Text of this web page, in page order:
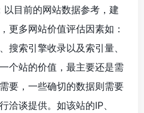
以目前的网站数据参考，建
更多网站价值评估因素如：
搜索引擎收录以及索引量、
个站的价值，最主要还是需
要，一些确切的数据则需要
洽谈提供。如该站的IP、